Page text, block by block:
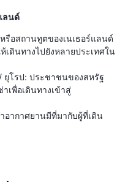
ลนด์
รือสถานทูตของเนเธอร์แลนด์
เดินทางไปยังหลายประเทศใน
ยุโรป: ประชาชนของสหรัฐ
เพื่อเดินทางเข้าสู่
อากาศยานมีที่มากับผู้ที่เดิน